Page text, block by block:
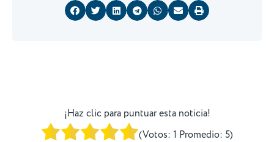
¡Haz clic para puntuar esta noticia!
(Votos: 1 Promedio: 5)